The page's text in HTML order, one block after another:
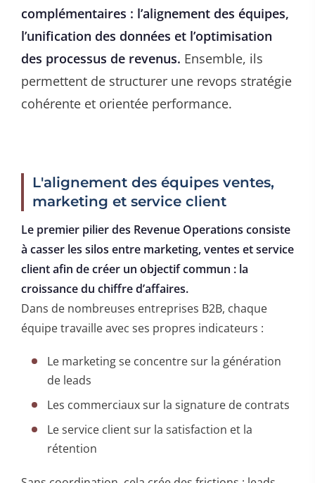
complémentaires : l’alignement des équipes,
l’unification des données et l’optimisation
des processus de revenus. Ensemble, ils
permettent de structurer une revops stratégie
cohérente et orientée performance.
L'alignement des équipes ventes,
marketing et service client
Le premier pilier des Revenue Operations consiste
à casser les silos entre marketing, ventes et service
client afin de créer un objectif commun : la
croissance du chiffre d’affaires.
Dans de nombreuses entreprises B2B, chaque
équipe travaille avec ses propres indicateurs :
Le marketing se concentre sur la génération
de leads
Les commerciaux sur la signature de contrats
Le service client sur la satisfaction et la
rétention